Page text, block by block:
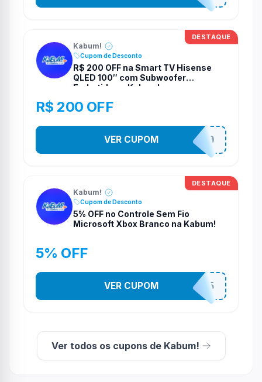
DESTAQUE
Kabum!
Cupom de Desconto
R$ 200 OFF na Smart TV Hisense
QLED 100″ com Subwoofer
Embutido na Kabum!
R$ 200 OFF
TELAO200
VER CUPOM
DESTAQUE
Kabum!
Cupom de Desconto
5% OFF no Controle Sem Fio
Microsoft Xbox Branco na Kabum!
5% OFF
CONTRL5
VER CUPOM
Ver todos os cupons de Kabum!